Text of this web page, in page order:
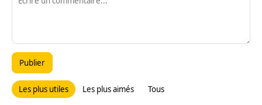
Publier
Les plus utiles Les plus aimés Tous